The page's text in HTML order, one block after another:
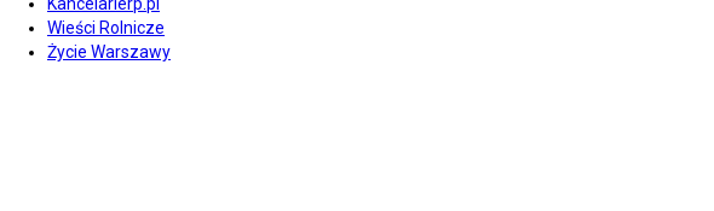
Wieści Rolnicze
Życie Warszawy